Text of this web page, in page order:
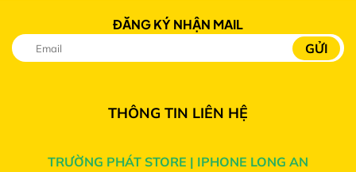
ĐĂNG KÝ NHẬN MAIL
THÔNG TIN LIÊN HỆ
TRƯỜNG PHÁT STORE | IPHONE LONG AN